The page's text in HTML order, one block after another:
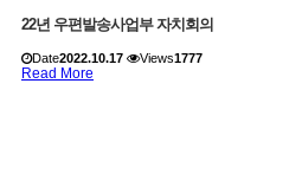
22년 우편발송사업부 자치회의
Date2022.10.17 Views1777
Read More